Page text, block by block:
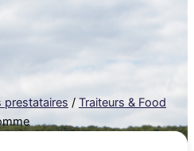
prestataires / Traiteurs & Food